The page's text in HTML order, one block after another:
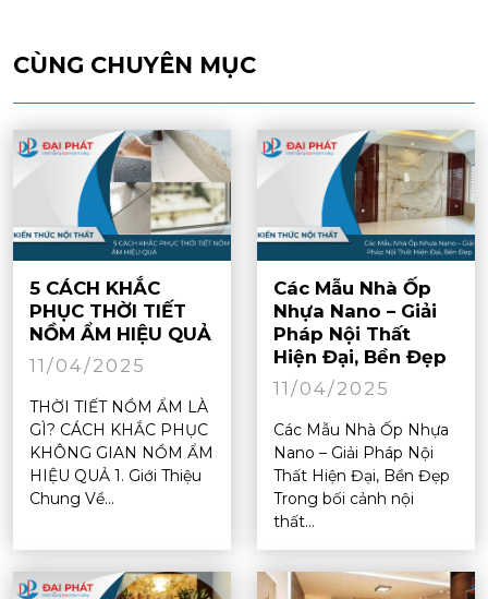
CÙNG CHUYÊN MỤC
5 CÁCH KHẮC
PHỤC THỜI TIẾT
NỒM ẨM HIỆU QUẢ
11/04/2025
THỜI TIẾT NỒM ẨM LÀ
GÌ? CÁCH KHẮC PHỤC
KHÔNG GIAN NỒM ẨM
HIỆU QUẢ 1. Giới Thiệu
Chung Về...
Các Mẫu Nhà Ốp
Nhựa Nano – Giải
Pháp Nội Thất
Hiện Đại, Bền Đẹp
11/04/2025
Các Mẫu Nhà Ốp Nhựa
Nano – Giải Pháp Nội
Thất Hiện Đại, Bền Đẹp
Trong bối cảnh nội
thất...